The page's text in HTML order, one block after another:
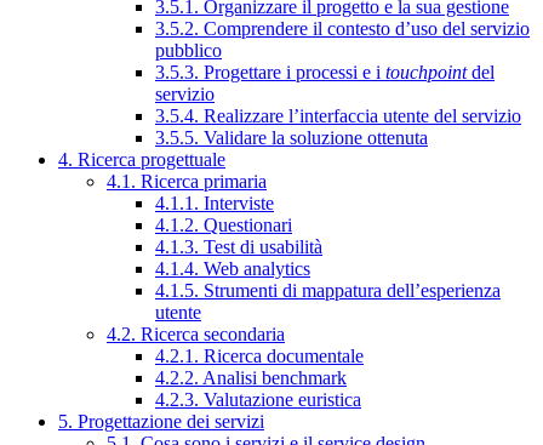
3.5.1. Organizzare il progetto e la sua gestione
3.5.2. Comprendere il contesto d’uso del servizio
pubblico
3.5.3. Progettare i processi e i touchpointdel
servizio
3.5.4. Realizzare l’interfaccia utente del servizio
3.5.5. Validare la soluzione ottenuta
4. Ricerca progettuale
4.1. Ricerca primaria
4.1.1. Interviste
4.1.2. Questionari
4.1.3. Test di usabilità
4.1.4. Web analytics
4.1.5. Strumenti di mappatura dell’esperienza
utente
4.2. Ricerca secondaria
4.2.1. Ricerca documentale
4.2.2. Analisi benchmark
4.2.3. Valutazione euristica
5. Progettazione dei servizi